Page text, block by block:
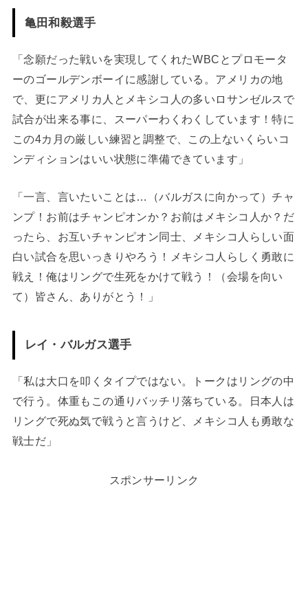
亀田和毅選手
「念願だった戦いを実現してくれたWBCとプロモータ
ーのゴールデンボーイに感謝している。アメリカの地
で、更にアメリカ人とメキシコ人の多いロサンゼルスで
試合が出来る事に、スーパーわくわくしています！特に
この4カ月の厳しい練習と調整で、この上ないくらいコ
ンディションはいい状態に準備できています」
「一言、言いたいことは…（バルガスに向かって）チャ
ンプ！お前はチャンピオンか？お前はメキシコ人か？だ
ったら、お互いチャンピオン同士、メキシコ人らしい面
白い試合を思いっきりやろう！メキシコ人らしく勇敢に
戦え！俺はリングで生死をかけて戦う！（会場を向い
て）皆さん、ありがとう！」
レイ・バルガス選手
「私は大口を叩くタイプではない。トークはリングの中
で行う。体重もこの通りバッチリ落ちている。日本人は
リングで死ぬ気で戦うと言うけど、メキシコ人も勇敢な
戦士だ」
スポンサーリンク